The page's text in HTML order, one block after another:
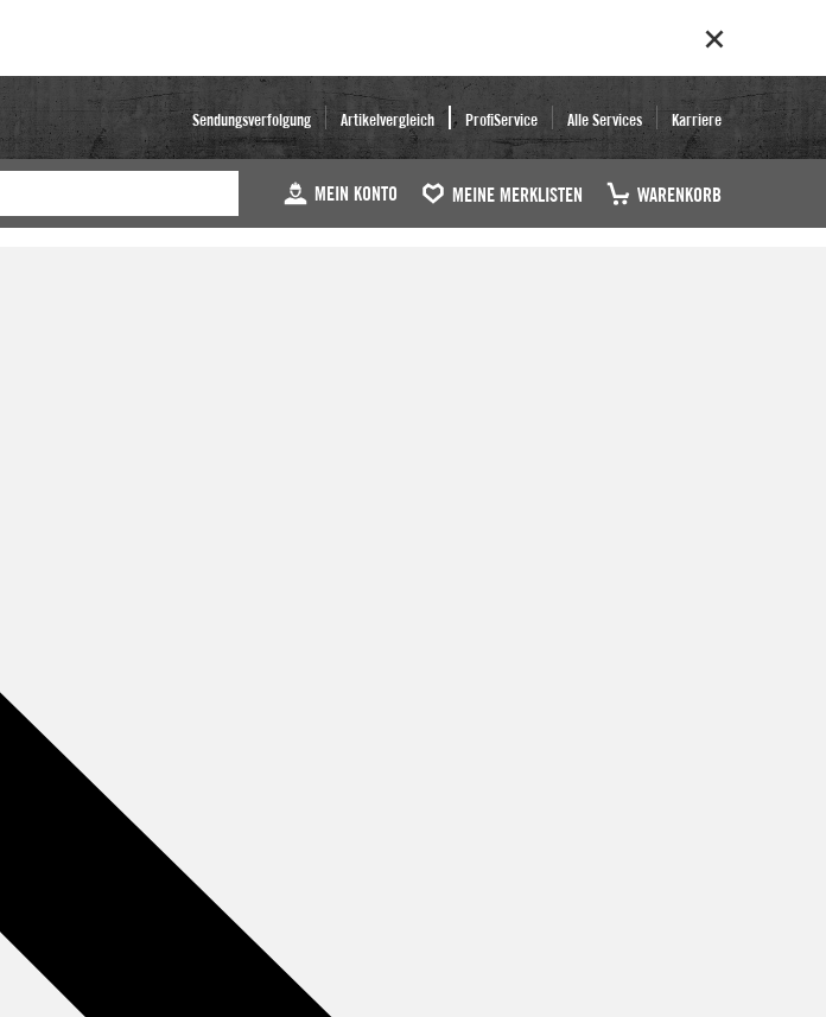
Sendungsverfolgung Artikelvergleich ProfiService Alle Services Karriere
MEIN KONTO MEINE MERKLISTEN WARENKORB